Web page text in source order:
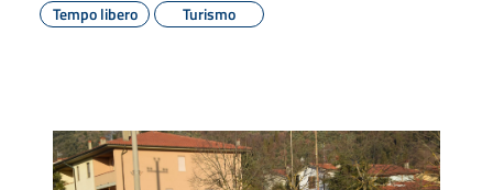
Tempo libero
Turismo